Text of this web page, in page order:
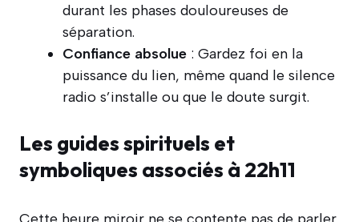
durant les phases douloureuses de
séparation.
Confiance absolue : Gardez foi en la
puissance du lien, même quand le silence
radio s’installe ou que le doute surgit.
Les guides spirituels et
symboliques associés à 22h11